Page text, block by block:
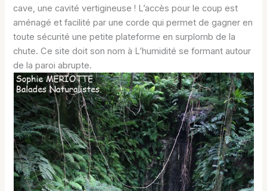
cave, une cavité vertigineuse ! L’accès pour le coup est
aménagé et facilité par une corde qui permet de gagner en
toute sécurité une petite plateforme en surplomb de la
chute. Ce site doit son nom à L’humidité se formant autour
de la paroi abrupte.